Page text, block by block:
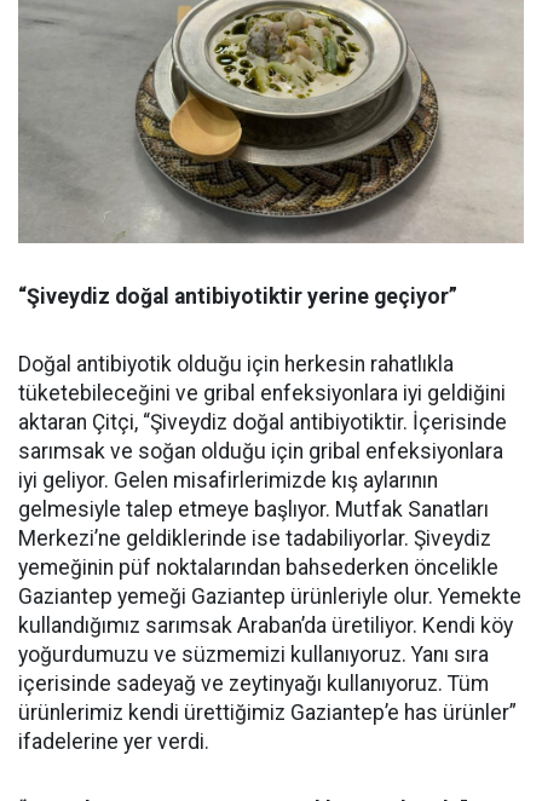
“Şiveydiz doğal antibiyotiktir yerine geçiyor”
Doğal antibiyotik olduğu için herkesin rahatlıkla
tüketebileceğini ve gribal enfeksiyonlara iyi geldiğini
aktaran Çitçi, “Şiveydiz doğal antibiyotiktir. İçerisinde
sarımsak ve soğan olduğu için gribal enfeksiyonlara
iyi geliyor. Gelen misafirlerimizde kış aylarının
gelmesiyle talep etmeye başlıyor. Mutfak Sanatları
Merkezi’ne geldiklerinde ise tadabiliyorlar. Şiveydiz
yemeğinin püf noktalarından bahsederken öncelikle
Gaziantep yemeği Gaziantep ürünleriyle olur. Yemekte
kullandığımız sarımsak Araban’da üretiliyor. Kendi köy
yoğurdumuzu ve süzmemizi kullanıyoruz. Yanı sıra
içerisinde sadeyağ ve zeytinyağı kullanıyoruz. Tüm
ürünlerimiz kendi ürettiğimiz Gaziantep’e has ürünler”
ifadelerine yer verdi.